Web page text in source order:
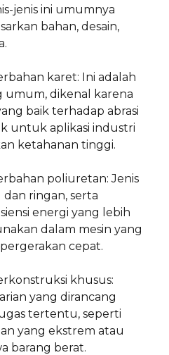
jenis ini umumnya
bahan, desain,
karet: Ini adalah
umum, dikenal karena
baik terhadap abrasi
untuk aplikasi industri
ketahanan tinggi.
poliuretan: Jenis
ringan, serta
energi yang lebih
dalam mesin yang
cepat.
khusus:
yang dirancang
tertentu, seperti
yang ekstrem atau
barang berat.